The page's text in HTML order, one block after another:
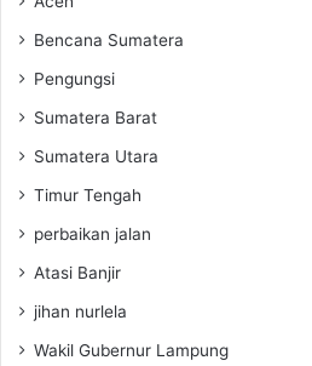
Bencana Sumatera
Pengungsi
Sumatera Barat
Sumatera Utara
Timur Tengah
perbaikan jalan
Atasi Banjir
jihan nurlela
Wakil Gubernur Lampung